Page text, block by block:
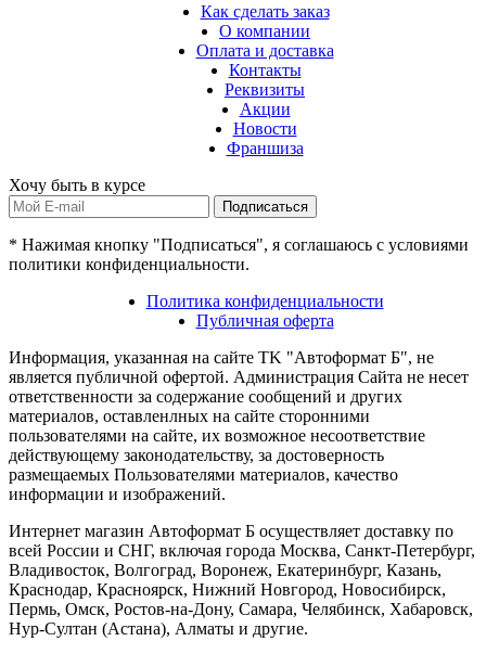
Как сделать заказ
О компании
Оплата и доставка
Контакты
Реквизиты
Акции
Новости
Франшиза
Хочу быть в курсе
Подписаться
* Нажимая кнопку "Подписаться", я соглашаюсь с условиями
политики конфиденциальности.
Политика конфиденциальности
Публичная оферта
Информация, указанная на сайте TK "Автоформат Б", не
является публичной офертой. Администрация Сайта не несет
ответственности за содержание сообщений и других
материалов, оставленлных на сайте сторонними
пользователями на сайте, их возможное несоответствие
действующему законодательству, за достоверность
размещаемых Пользователями материалов, качество
информации и изображений.
Интернет магазин Автоформат Б осуществляет доставку по
всей России и СНГ, включая города Москва, Санкт-Петербург,
Владивосток, Волгоград, Воронеж, Екатеринбург, Казань,
Краснодар, Красноярск, Нижний Новгород, Новосибирск,
Пермь, Омск, Ростов-на-Дону, Самара, Челябинск, Хабаровск,
Нур-Султан (Астана), Алматы и другие.